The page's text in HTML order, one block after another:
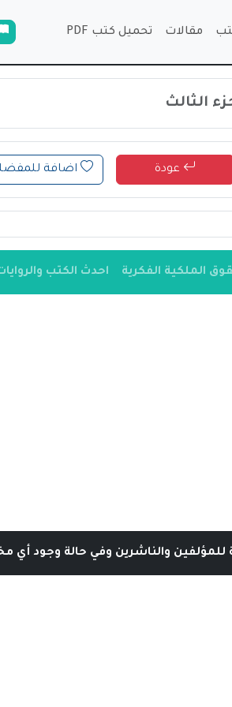
مقالات تحميل كتب PDF
عودة اضافة
الملكية الفكرية احدث الكتب
والناشرين وفي حالة وجود أي